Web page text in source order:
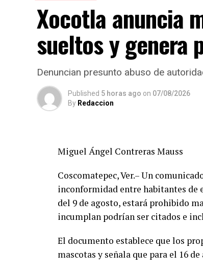
Xocotla anuncia
sueltos y genera
Denuncian presunto abuso de
Published 5 horas ago on 07/08/2026
By Redaccion
Miguel Ángel Contreras Mauss
Coscomatepec, Ver.– Un
inconformidad entre habitantes de
del 9 de agosto, estará prohibido
incumplan podrían ser citados e
El documento establece que los
mascotas y señala que para el 16